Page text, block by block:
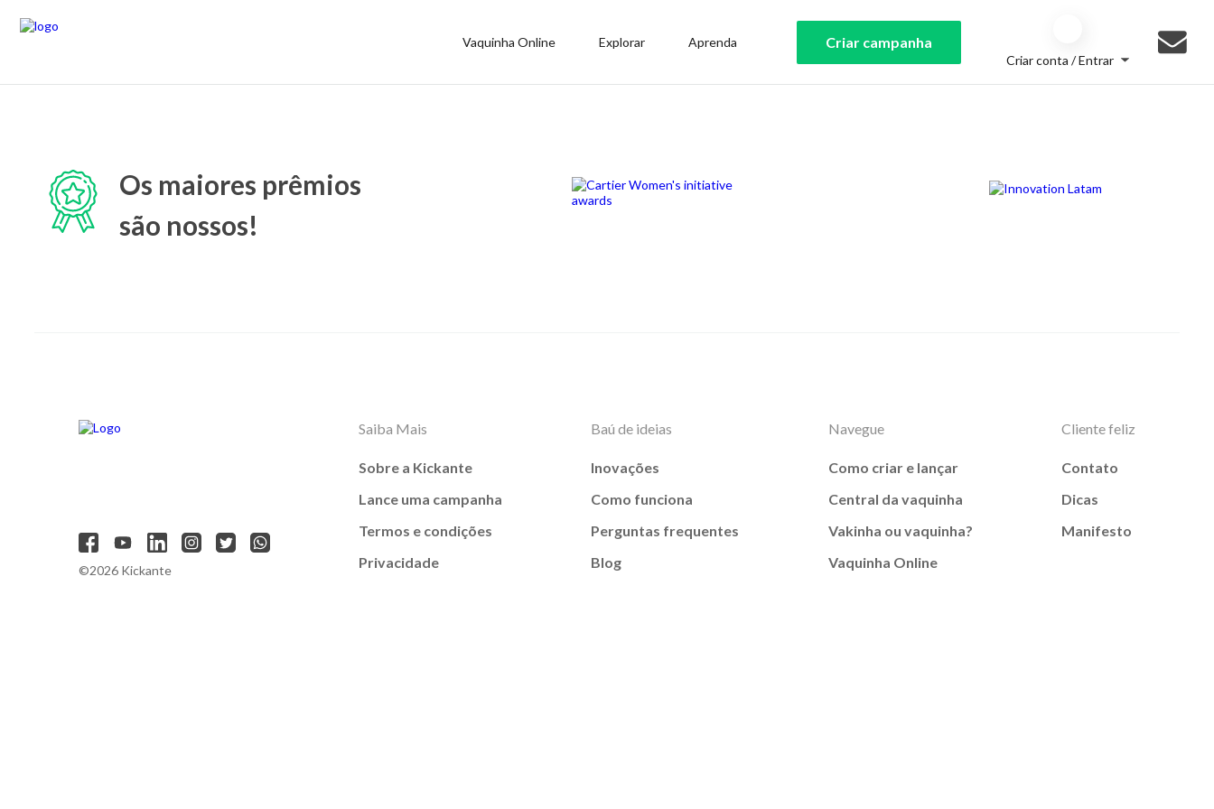
Vaquinha Online Explorar Aprenda Criar campanha
Criar conta / Entrar
Os maiores prêmios
são nossos!
©2026 Kickante
Saiba Mais
Sobre a Kickante
Lance uma campanha
Termos e condições
Privacidade
Baú de ideias
Inovações
Como funciona
Perguntas frequentes
Blog
Navegue
Como criar e lançar
Central da vaquinha
Vakinha ou vaquinha?
Vaquinha Online
Cliente feliz
Contato
Dicas
Manifesto